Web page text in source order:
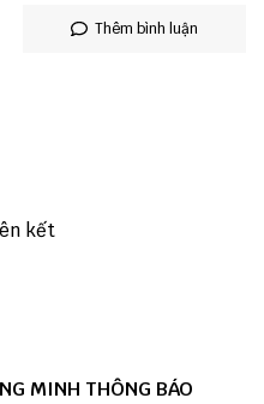
Thêm bình luận
kết
MINH THÔNG BÁO